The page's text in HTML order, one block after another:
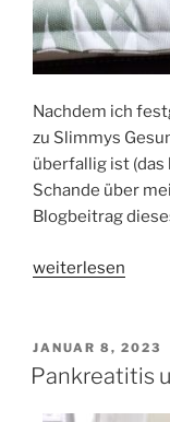
Nachdem ich
zu Slimmys
überfallig ist
Schande über
Blogbeitrag
„Slimmys
3“
weiterlesen
VERÖFFENTLICHT
AM
JANUAR 8, 2023
Pankreatitis